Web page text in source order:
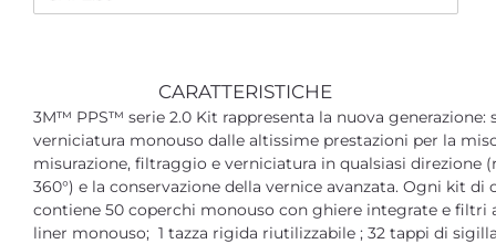
CARATTERISTICHE
3M™ PPS™ serie 2.0 Kit rappresenta la nuova generazione:
verniciatura monouso dalle altissime prestazioni per la
misurazione, filtraggio e verniciatura in qualsiasi direzione
360°) e la conservazione della vernice avanzata. Ogni kit di
contiene 50 coperchi monouso con ghiere integrate e filtri
liner monouso; 1 tazza rigida riutilizzabile ; 32 tappi di